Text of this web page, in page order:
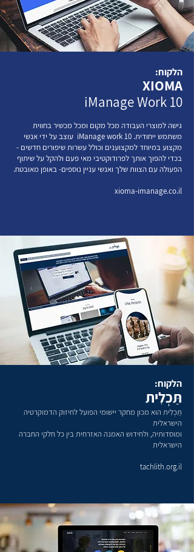
הלקוח:
XIOMA
iManage Work 10
גישה למוצרי העבודה מכל מקום ומכל מכשיר בחווית
משתמש ייחודית. iManage work 10 עוצב על ידי אנשי
מקצוע במיוחד למקצוענים וכולל עשרות שיפורים חדשים -
בכדי להפוך אותך לפרודוקטיבי מאי פעם ולהקל על שיתוף
הפעולה עם הצוות שלך ואנשי עניין נוספים- באופן מאובטח.
xioma-imanage.co.il
הלקוח:
תַּכְלִית
תַּכְלִית הוא מכון מחקר יישומי הפועל לחיזוק הדמוקרטיה
הישראלית
ומוסדותיה, ולחידוש האמנה האזרחית בין כל חלקי החברה
הישראלית
tachlith.org.il